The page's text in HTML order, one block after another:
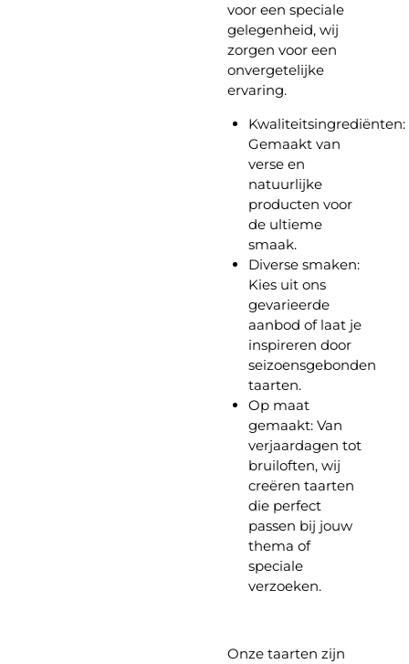
voor een speciale
gelegenheid, wij
zorgen voor een
onvergetelijke
ervaring.
Kwaliteitsingrediënten:
Gemaakt van
verse en
natuurlijke
producten voor
de ultieme
smaak.
Diverse smaken:
Kies uit ons
gevarieerde
aanbod of laat je
inspireren door
seizoensgebonden
taarten.
Op maat
gemaakt:Van
verjaardagen tot
bruiloften, wij
creëren taarten
die perfect
passen bij jouw
thema of
speciale
verzoeken.
Onze taarten zijn